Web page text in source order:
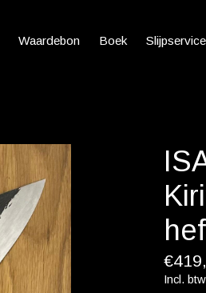
Waardebon Boek Slijpservice
Incl. btw